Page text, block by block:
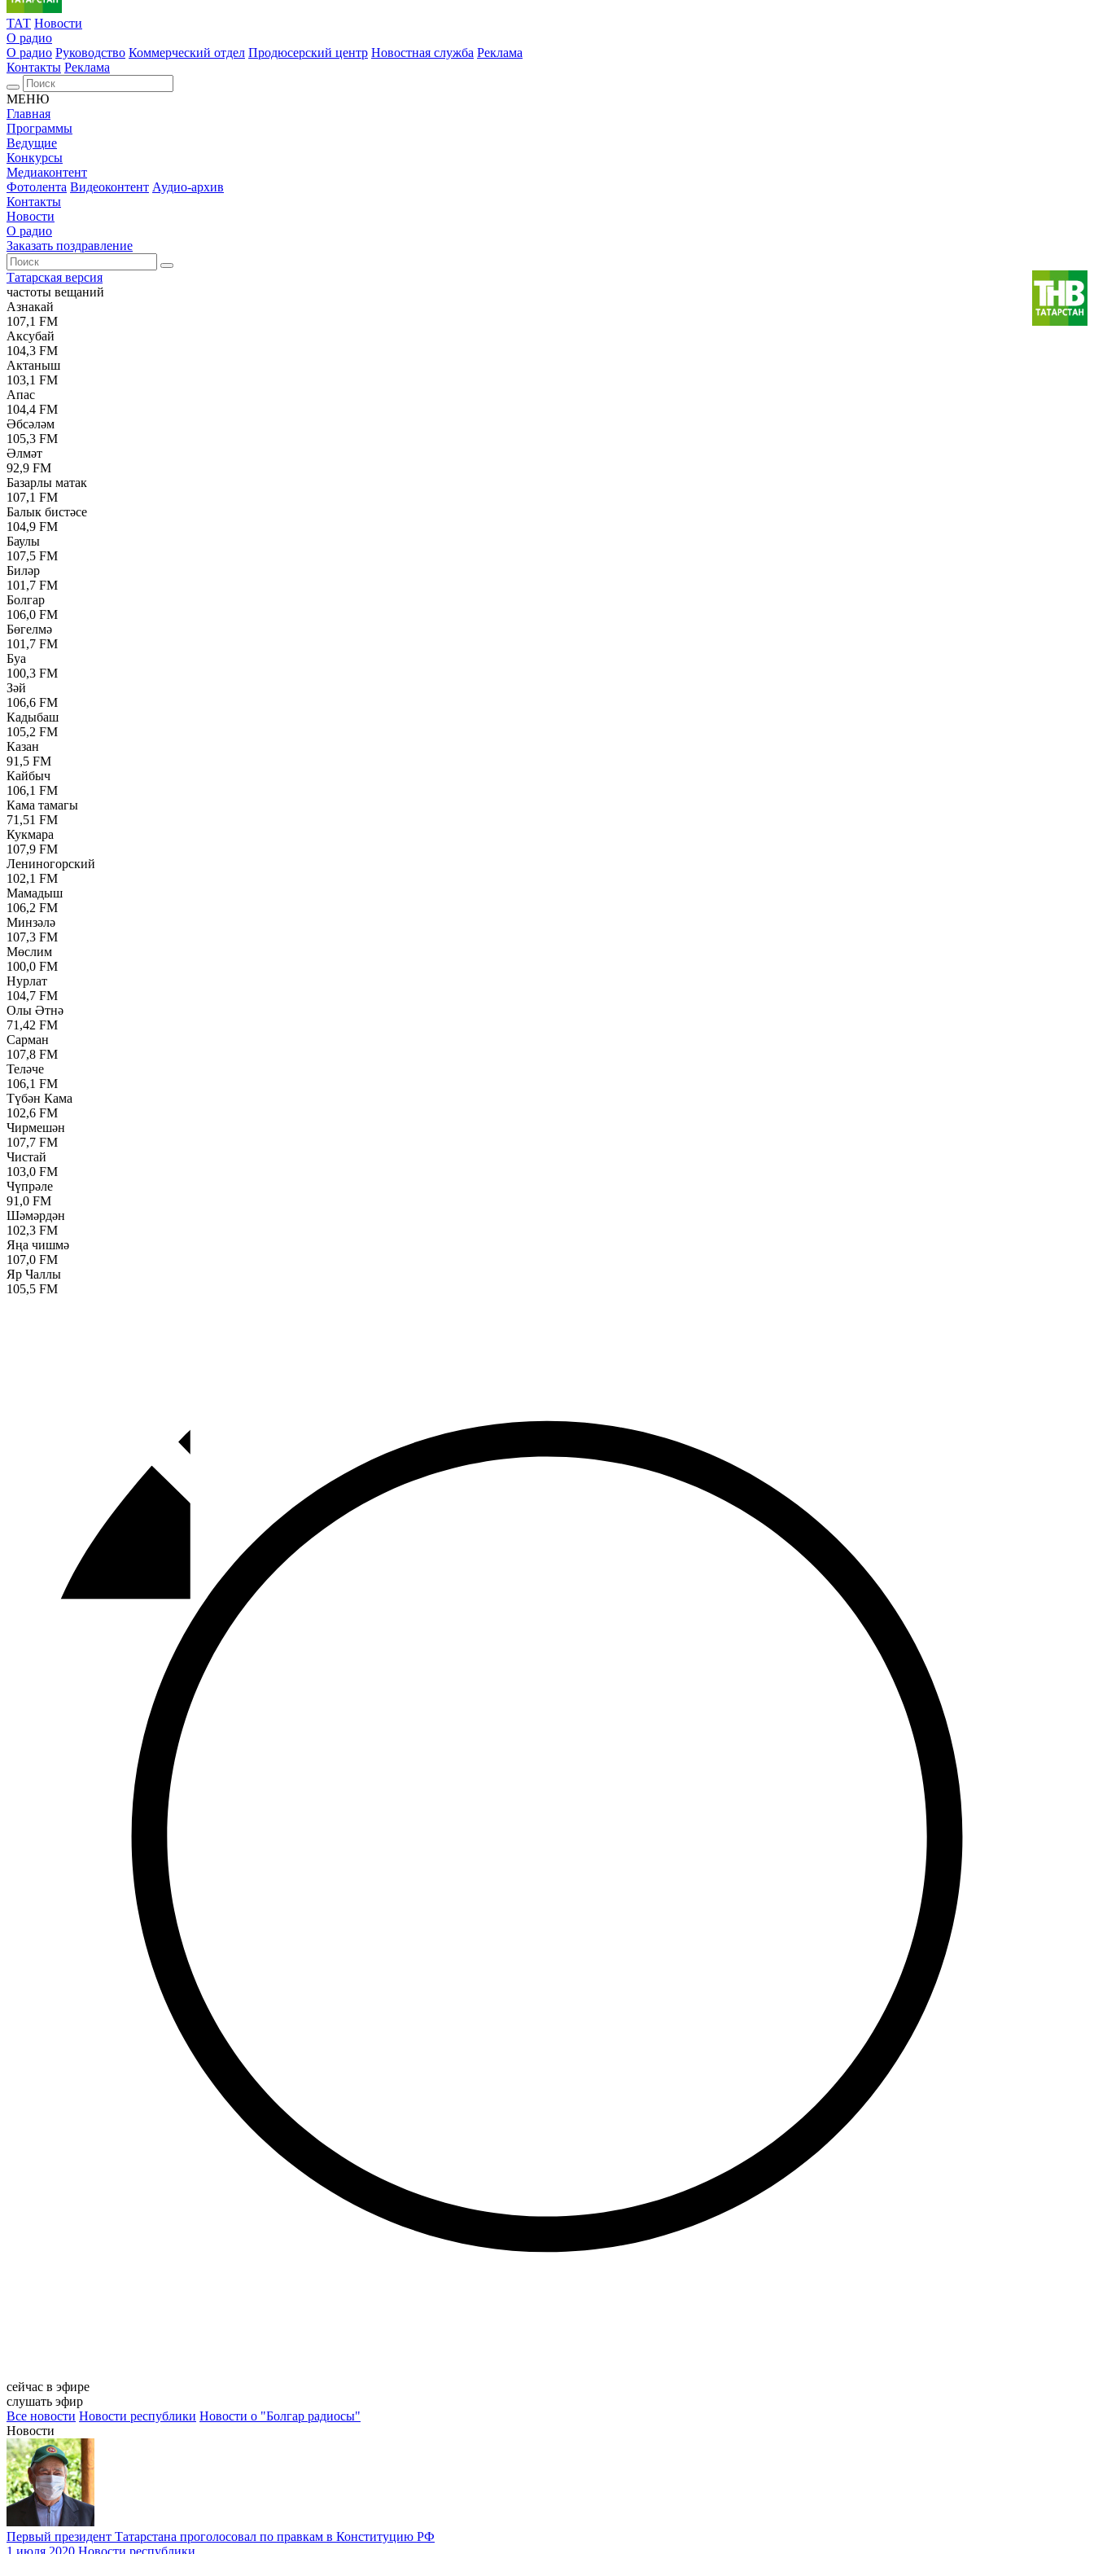
ТАТ Новости
О радио
О радио Руководство Коммерческий отдел Продюсерский центр Новостная служба Реклама
Контакты Реклама
МЕНЮ
Главная
Программы
Ведущие
Конкурсы
Медиаконтент
Фотолента Видеоконтент Аудио-архив
Контакты
Новости
О радио
Заказать поздравление
Татарская версия
частоты вещаний
Азнакай
107,1 FM
Аксубай
104,3 FM
Актаныш
103,1 FM
Апас
104,4 FM
Әбсәләм
105,3 FM
Әлмәт
92,9 FM
Базарлы матак
107,1 FM
Балык бистәсе
104,9 FM
Баулы
107,5 FM
Биләр
101,7 FM
Болгар
106,0 FM
Бөгелмә
101,7 FM
Буа
100,3 FM
Зәй
106,6 FM
Кадыбаш
105,2 FM
Казан
91,5 FM
Кайбыч
106,1 FM
Кама тамагы
71,51 FM
Кукмара
107,9 FM
Лениногорский
102,1 FM
Мамадыш
106,2 FM
Минзәлә
107,3 FM
Мөслим
100,0 FM
Нурлат
104,7 FM
Олы Әтнә
71,42 FM
Сарман
107,8 FM
Теләче
106,1 FM
Түбән Кама
102,6 FM
Чирмешән
107,7 FM
Чистай
103,0 FM
Чүпрәле
91,0 FM
Шәмәрдән
102,3 FM
Яңа чишмә
107,0 FM
Яр Чаллы
105,5 FM
сейчас в эфире
слушать эфир
Все новости Новости республики Новости о "Болгар радиосы"
Новости
Первый президент Татарстана проголосовал по правкам в Конституцию РФ